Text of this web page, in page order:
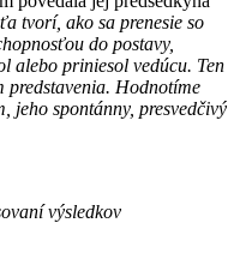
tvorí, ako sa prenesie so
do postavy,
alebo priniesol vedúcu. Ten
predstavenia. Hodnotíme
jeho spontánny, presvedčivý
výsledkov